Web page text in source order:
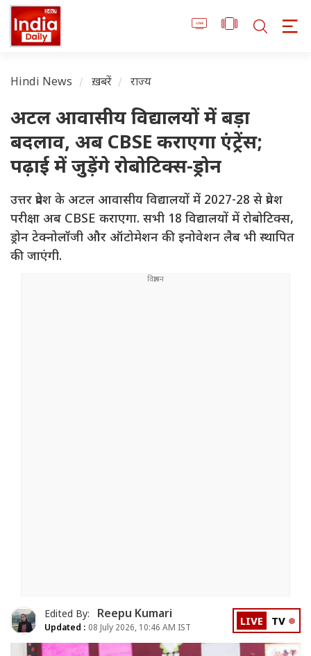
Hindi News ख़बरें राज्य
अटल आवासीय विद्यालयों में बड़ा
बदलाव, अब CBSE कराएगा एंट्रेंस;
पढ़ाई में जुड़ेंगे रोबोटिक्स-ड्रोन
उत्तर प्रदेश के अटल आवासीय विद्यालयों में 2027-28 से प्रवेश
परीक्षा अब CBSE कराएगा. सभी 18 विद्यालयों में रोबोटिक्स,
ड्रोन टेक्नोलॉजी और ऑटोमेशन की इनोवेशन लैब भी स्थापित
की जाएंगी.
Edited By: Reepu Kumari
Updated : 08 July 2026, 10:46 AM IST LIVE TV